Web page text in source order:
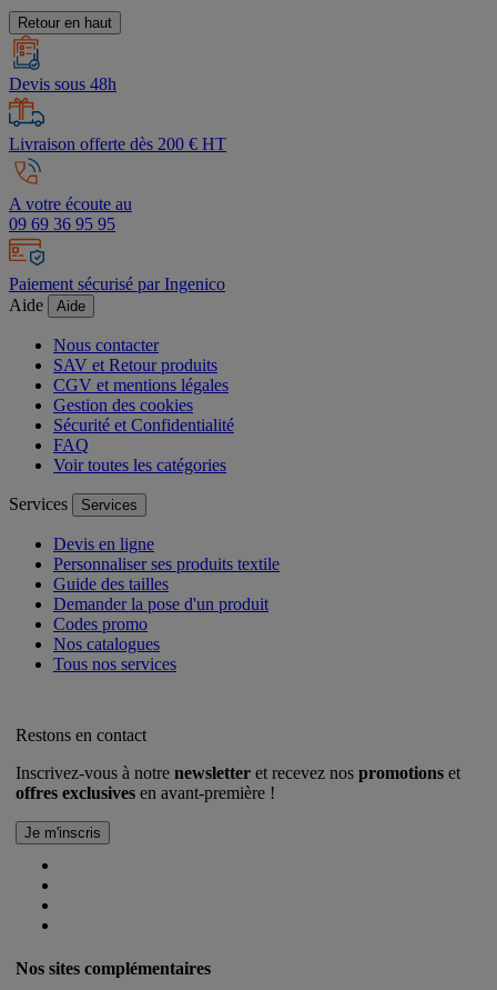
Retour en haut
Devis sous 48h
Livraison offerte dès 200 € HT
A votre écoute au
09 69 36 95 95
Paiement sécurisé par Ingenico
Aide
Aide
Nous contacter
SAV et Retour produits
CGV et mentions légales
Gestion des cookies
Sécurité et Confidentialité
FAQ
Voir toutes les catégories
Services Services
Devis en ligne
Personnaliser ses produits textile
Guide des tailles
Demander la pose d'un produit
Codes promo
Nos catalogues
Tous nos services
Restons en contact
Inscrivez-vous à notre newsletter et recevez nos promotions et
offres exclusives en avant-première !
Nos sites complémentaires